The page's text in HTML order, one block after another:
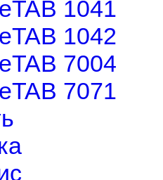
1041
1042
7004
7071